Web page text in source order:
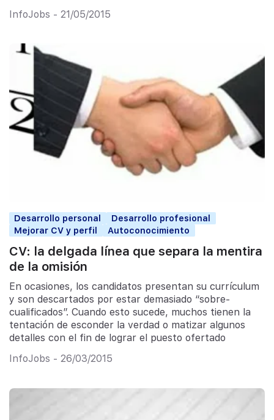
InfoJobs - 21/05/2015
Desarrollo personal
Desarrollo profesional
Mejorar CV y perfil
Autoconocimiento
CV: la delgada línea que separa la mentira
de la omisión
En ocasiones, los candidatos presentan su currículum
y son descartados por estar demasiado “sobre-
cualificados”. Cuando esto sucede, muchos tienen la
tentación de esconder la verdad o matizar algunos
detalles con el fin de lograr el puesto ofertado
InfoJobs - 26/03/2015